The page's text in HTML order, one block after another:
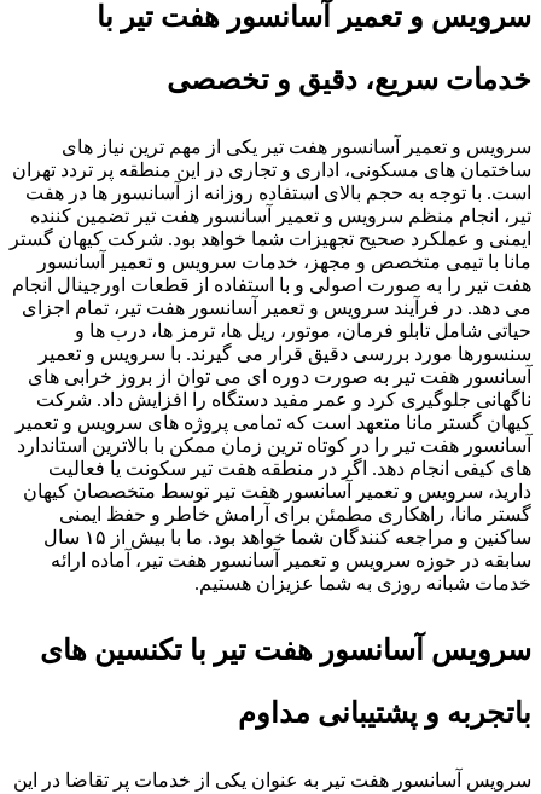
سرویس و تعمیر آسانسور هفت تیر با
خدمات سریع، دقیق و تخصصی
سرویس و تعمیر آسانسور هفت تیر یکی از مهم ترین نیاز های
ساختمان های مسکونی، اداری و تجاری در این منطقه پر تردد تهران
است. با توجه به حجم بالای استفاده روزانه از آسانسور ها در هفت
تیر، انجام منظم سرویس و تعمیر آسانسور هفت تیر تضمین کننده
ایمنی و عملکرد صحیح تجهیزات شما خواهد بود. شرکت کیهان گستر
مانا با تیمی متخصص و مجهز، خدمات سرویس و تعمیر آسانسور
هفت تیر را به صورت اصولی و با استفاده از قطعات اورجینال انجام
می دهد. در فرآیند سرویس و تعمیر آسانسور هفت تیر، تمام اجزای
حیاتی شامل تابلو فرمان، موتور، ریل ها، ترمز ها، درب ها و
سنسورها مورد بررسی دقیق قرار می گیرند. با سرویس و تعمیر
آسانسور هفت تیر به صورت دوره ای می توان از بروز خرابی های
ناگهانی جلوگیری کرد و عمر مفید دستگاه را افزایش داد. شرکت
کیهان گستر مانا متعهد است که تمامی پروژه های سرویس و تعمیر
آسانسور هفت تیر را در کوتاه ترین زمان ممکن با بالاترین استاندارد
های کیفی انجام دهد. اگر در منطقه هفت تیر سکونت یا فعالیت
دارید، سرویس و تعمیر آسانسور هفت تیر توسط متخصصان کیهان
گستر مانا، راهکاری مطمئن برای آرامش خاطر و حفظ ایمنی
ساکنین و مراجعه کنندگان شما خواهد بود. ما با بیش از ۱۵ سال
سابقه در حوزه سرویس و تعمیر آسانسور هفت تیر، آماده ارائه
خدمات شبانه روزی به شما عزیزان هستیم.
سرویس آسانسور هفت تیر با تکنسین های
باتجربه و پشتیبانی مداوم
سرویس آسانسور هفت تیر به عنوان یکی از خدمات پر تقاضا در این